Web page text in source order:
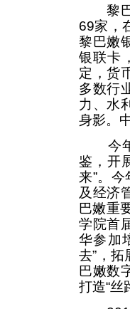
黎巴
69家，
黎巴嫩
银联卡
定，货
多数行
力、水
身影。
今年1
鉴，开
来”。
及经济
巴嫩重
学院首
华参加
去”，
巴嫩数
打造“丝